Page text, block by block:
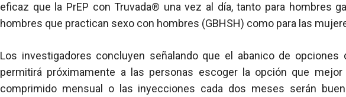
eficaz que la PrEP con Truvada® una vez al día, tanto para hombres
hombres que practican sexo con hombres (GBHSH) como para las
Los investigadores concluyen señalando que el abanico de opciones
permitirá próximamente a las personas escoger la opción que mejor
comprimido mensual o las inyecciones cada dos meses serán